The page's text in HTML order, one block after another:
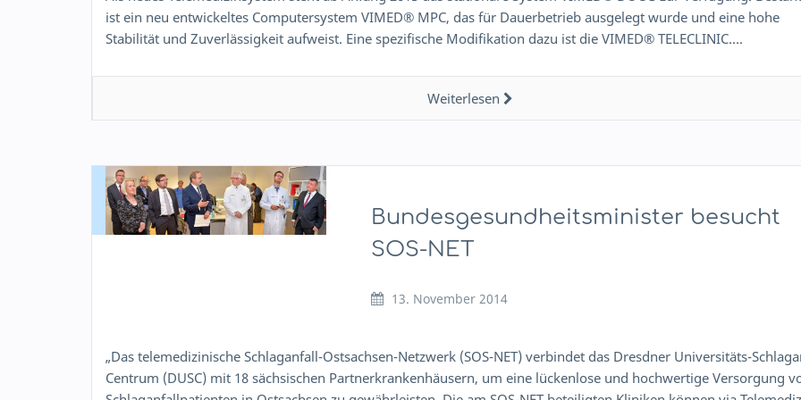
ist ein neu entwickeltes Computersystem VIMED® MPC, das für Dauerbetrieb ausgelegt wurde und eine hohe
Stabilität und Zuverlässigkeit aufweist. Eine spezifische Modifikation dazu ist die VIMED® TELECLINIC….
Weiterlesen
Bundesgesundheitsminister besucht
SOS-NET
13. November 2014
„Das telemedizinische Schlaganfall-Ostsachsen-Netzwerk (SOS-NET) verbindet das Dresdner Universitäts-
Centrum (DUSC) mit 18 sächsischen Partnerkrankenhäusern, um eine lückenlose und hochwertige Versorgung